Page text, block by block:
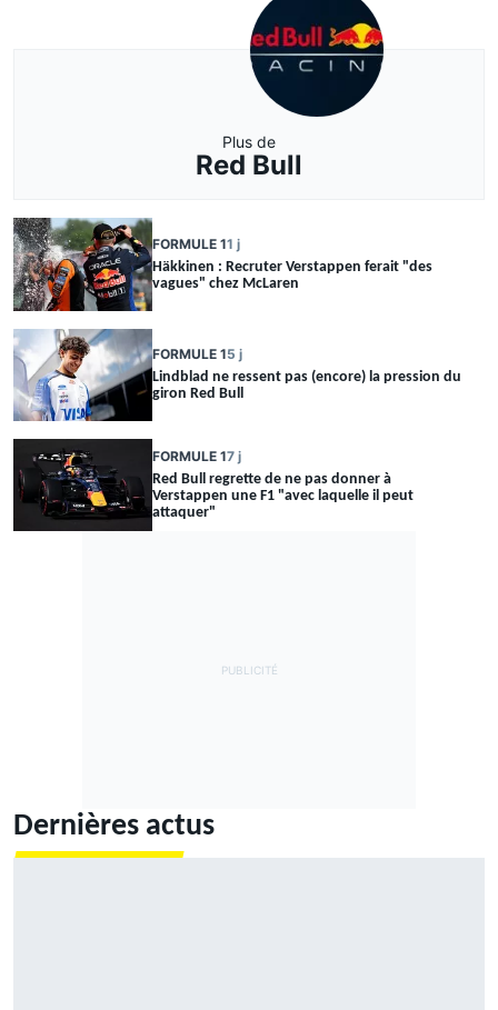
Plus de
Red Bull
FORMULE 11 j
Häkkinen : Recruter Verstappen ferait "des
vagues" chez McLaren
FORMULE 15 j
Lindblad ne ressent pas (encore) la pression du
giron Red Bull
FORMULE 17 j
Red Bull regrette de ne pas donner à
Verstappen une F1 "avec laquelle il peut
attaquer"
Dernières actus